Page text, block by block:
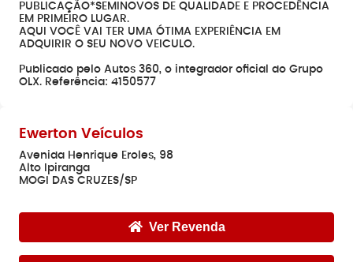
PUBLICAÇÃO*SEMINOVOS DE QUALIDADE E PROCEDÊNCIA
EM PRIMEIRO LUGAR.
AQUI VOCÊ VAI TER UMA ÓTIMA EXPERIÊNCIA EM
ADQUIRIR O SEU NOVO VEICULO.
Publicado pelo Autos 360, o integrador oficial do Grupo
OLX. Referência: 4150577
Ewerton Veículos
Avenida Henrique Eroles, 98
Alto Ipiranga
MOGI DAS CRUZES/SP
Ver Revenda